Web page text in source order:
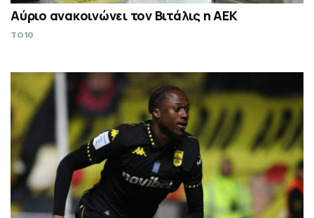
Αύριο ανακοινώνει τον Βιτάλις η ΑΕΚ
TO10